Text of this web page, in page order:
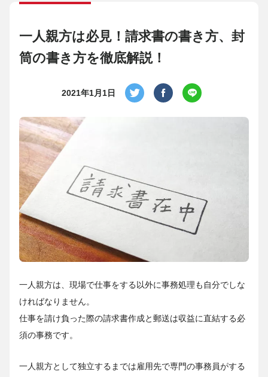
一人親方は必見！請求書の書き方、封
筒の書き方を徹底解説！
2021年1月1日
一人親方は、現場で仕事をする以外に事務処理も自分でしな
ければなりません。
仕事を請け負った際の請求書作成と郵送は収益に直結する必
須の事務です。
一人親方として独立するまでは雇用先で専門の事務員がする